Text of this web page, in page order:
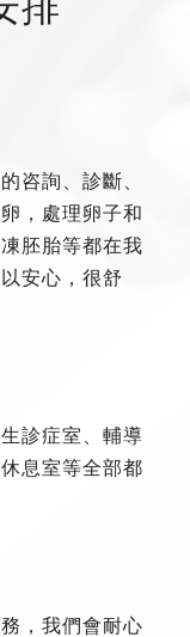
咨詢、診斷、
，處理卵子和
胚胎等都在我
安心，很舒
診症室、輔導
息室等全部都
，我們會耐心